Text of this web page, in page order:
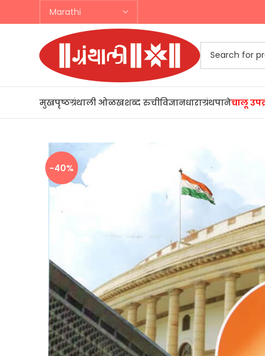
मुखपृष्ठग्रंथाली ओळखशब्द रुचीविज्ञानधाराग्रंथपाने
-40%